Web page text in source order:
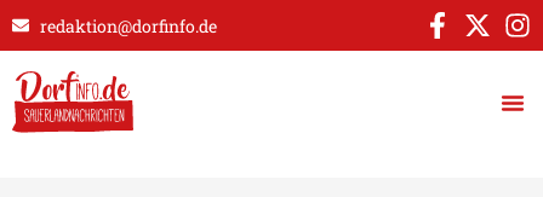
redaktion@dorfinfo.de